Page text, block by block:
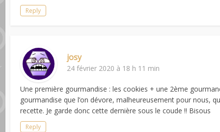
Reply
josy
24 février 2020 à 18 h 11 min
Une première gourmandise : les cookies + une 2ème
gourmandise que l’on dévore, malheureusement pour nous,
recette. Je garde donc cette dernière sous le coude !! Bisous
Reply